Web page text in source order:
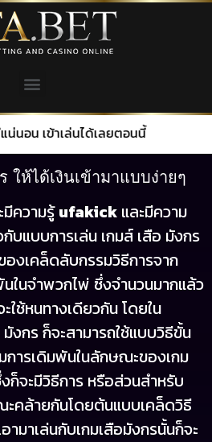
ล่นได้เลยตอนนี้
ให้ได้เงินเข้ามาแบบง่ายๆ
ความรู้ufakickและมีความ
บแบบการเล่น เกมส์ เสือ มังกร
งเคล็ดลับกรรมวิธีการจาก
ในจำพวกไพ่ ซึ่งจำนวนมากแล้ว
ใช้หนทางเดียวกัน โดยใน
งกร ก็จะสามารถใช้แบบวิธีขั้น
การเดิมพันในลักษณะของเกม
ก็จะมีวิธีการ หรือส่วนสำหรับ
ะคล้ายกันโดยต้นแบบเคล็ดวิธี
ามาเล่นกับเกมเสือมังกรนั้นก็จะ